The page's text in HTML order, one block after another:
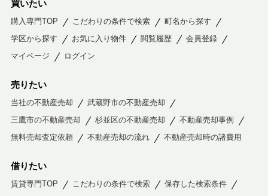
買いたい
購入専門TOP こだわりの条件で検索
町名から探す
学区から探す
お気に入り物件 閲覧履歴
会員登録
マイページ
ログイン
売りたい
当社の不動産売却
武蔵野市の不動産売却
三鷹市の不動産売却
杉並区の不動産売却
不動産売却事例
無料売却査定依頼
不動産売却の流れ 不動産売却時の諸費用
借りたい
賃貸専門TOP こだわりの条件で検索
保存した検索条件